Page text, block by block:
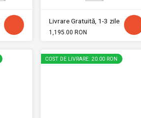
Livrare Gratuită, 1-3 zile
1,195.00 RON
COST DE LIVRARE: 20.00 RON